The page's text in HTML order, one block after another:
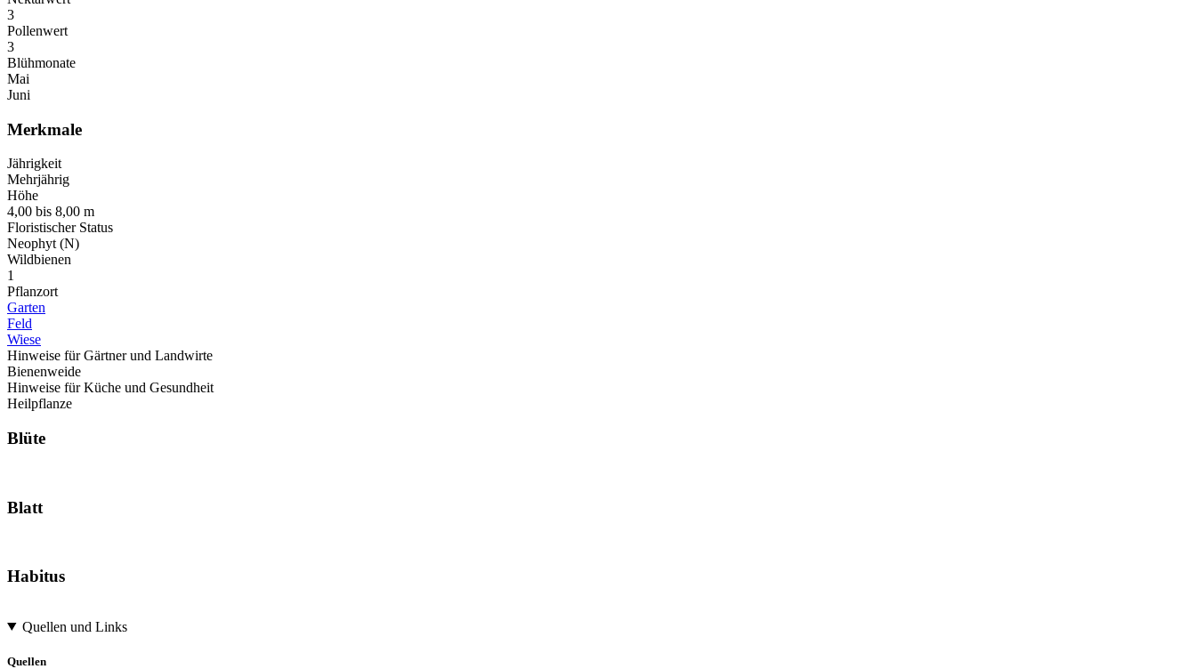
3
Pollenwert
3
Blühmonate
Mai
Juni
Merkmale
Jährigkeit
Mehrjährig
Höhe
4,00 bis 8,00 m
Floristischer Status
Neophyt (N)
Wildbienen
1
Pflanzort
Garten
Feld
Wiese
Hinweise für Gärtner und Landwirte
Bienenweide
Hinweise für Küche und Gesundheit
Heilpflanze
Blüte
Blatt
Habitus
Quellen und Links
Quellen